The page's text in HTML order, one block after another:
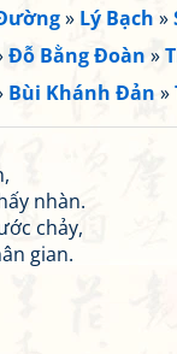
» Lý Bạch »
Đỗ Bằng Đoàn »
Bùi Khánh Đản »
nhàn.
chảy,
gian.